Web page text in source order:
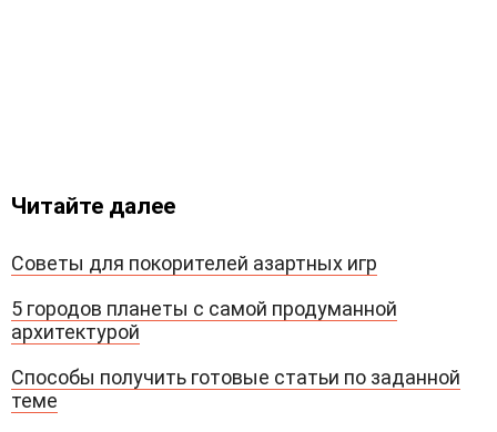
Читайте далее
Советы для покорителей азартных игр
5 городов планеты с самой продуманной
архитектурой
Способы получить готовые статьи по заданной
теме